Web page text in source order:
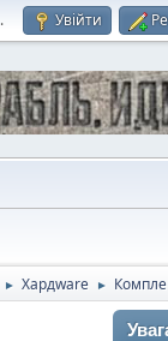
. Увійти
► Хардware ►